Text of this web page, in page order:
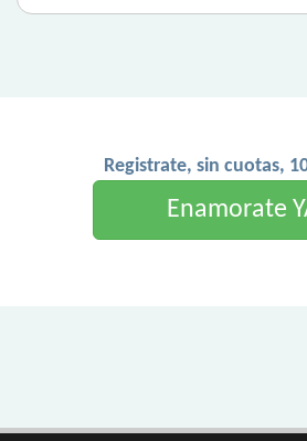
Registrate, sin cuotas,
Enamorate